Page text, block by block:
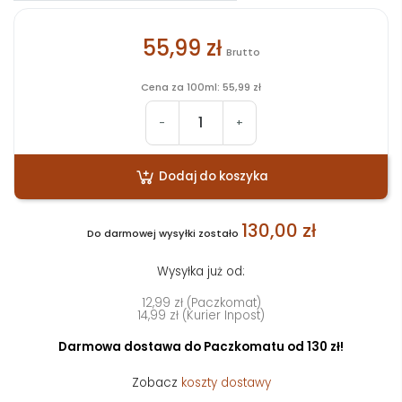
55,99 zł Brutto
Cena za 100ml: 55,99 zł
- +
Dodaj do koszyka
Do darmowej wysyłki zostało 130,00 zł
Wysyłka już od:
12,99 zł (Paczkomat)
14,99 zł (Kurier Inpost)
Darmowa dostawa do Paczkomatu od 130 zł!
Zobacz koszty dostawy